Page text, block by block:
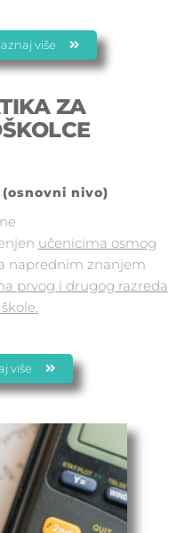
više
ZA
nivo)
učenicima osmog
naprednim znanjem
prvog i drugog razreda
više